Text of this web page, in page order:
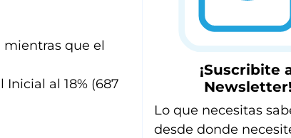
mientras que el
al 18% (687
¡Suscribite
Newsletter!
Lo que necesitas
desde donde